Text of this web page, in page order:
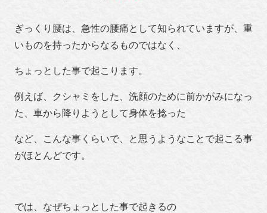
ぎっくり腰は、急性の腰痛として知られていますが、重
いものを持ったからなるものではなく、
ちょっとした事で起こります。
例えば、クシャミをした、洗顔のために前かがみになっ
た、車から降りようとして身体を捻った
など、こんな事くらいで、と思うようなことで起こる事
がほとんどです。
では、なぜちょっとした事で起きるの